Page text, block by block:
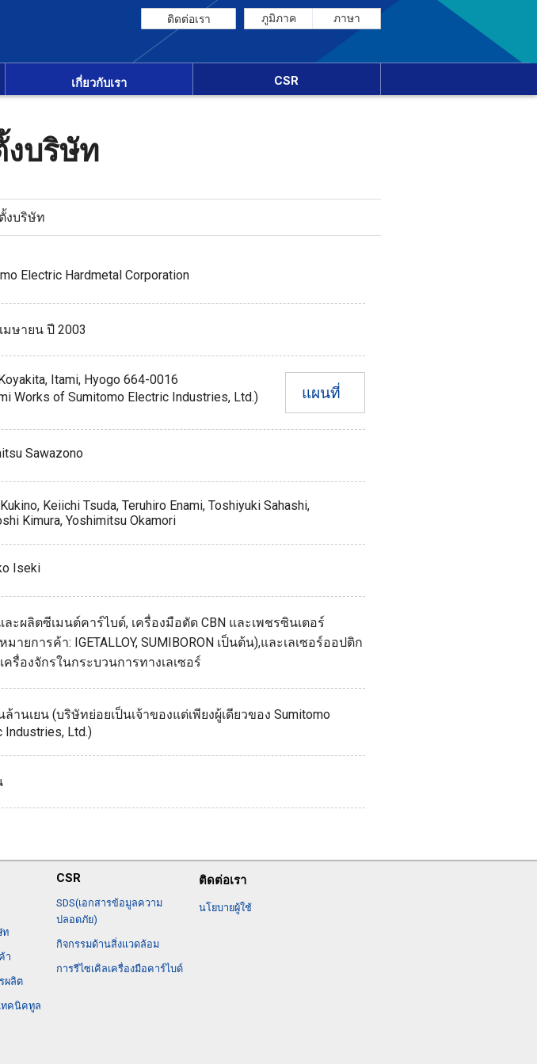
ติดต่อเรา ภูมิภาค ภาษา
เกี่ยวกับเรา CSR
งบริษัท
งบริษัท
Electric Hardmetal Corporation
มษายน ปี 2003
Itami, Hyogo 664-0016
Works of Sumitomo Electric Industries, Ltd.)
แผนที่
Sawazono
Keiichi Tsuda, Teruhiro Enami, Toshiyuki Sahashi,
Kimura, Yoshimitsu Okamori
Iseki
ะผลิตซีเมนต์คาร์ไบด์, เครื่องมือตัด CBN และเพชรซินเตอร์
มายการค้า: IGETALLOY, SUMIBORON เป็นต้น),และเลเซอร์ออปติก
ครื่องจักรในกระบวนการทางเลเซอร์
ล้านเยน (บริษัทย่อยเป็นเจ้าของแต่เพียงผู้เดียวของ Sumitomo
Industries, Ltd.)
ท
า
ผลิต
ทคนิคทูล
CSR
SDS(เอกสารข้อมูลความ
ปลอดภัย)
กิจกรรมด้านสิ่งแวดล้อม
การรีไซเคิลเครื่องมือคาร์ไบด์
ติดต่อเรา
นโยบายผู้ใช้